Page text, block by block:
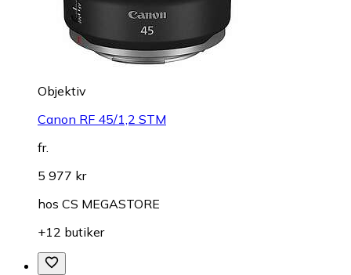
Objektiv
Canon RF 45/1,2 STM
fr.
5 977 kr
hos CS MEGASTORE
+12 butiker